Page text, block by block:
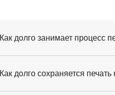
Как долго занимает процесс
Как долго сохраняется печать